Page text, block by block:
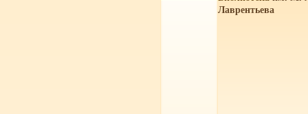
Лаврентьева